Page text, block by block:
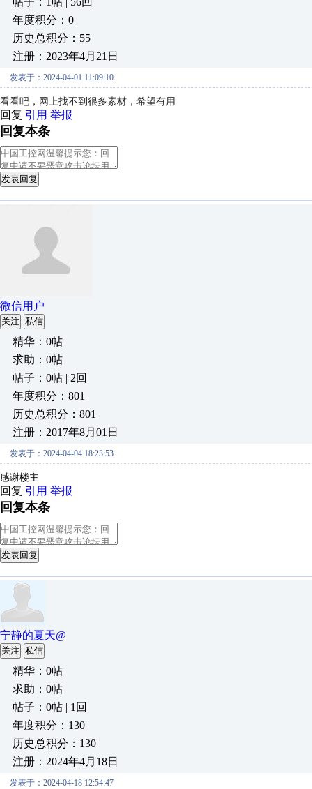
年度积分：0
历史总积分：55
注册：2023年4月21日
发表于：2024-04-01 11:09:10
看看吧，网上找不到很多素材，希望有用
回复 引用 举报
回复本条
发表回复
微信用户
关注 私信
精华：0帖
求助：0帖
帖子：0帖 | 2回
年度积分：801
历史总积分：801
注册：2017年8月01日
发表于：2024-04-04 18:23:53
感谢楼主
回复 引用 举报
回复本条
发表回复
宁静的夏天@
关注 私信
精华：0帖
求助：0帖
帖子：0帖 | 1回
年度积分：130
历史总积分：130
注册：2024年4月18日
发表于：2024-04-18 12:54:47